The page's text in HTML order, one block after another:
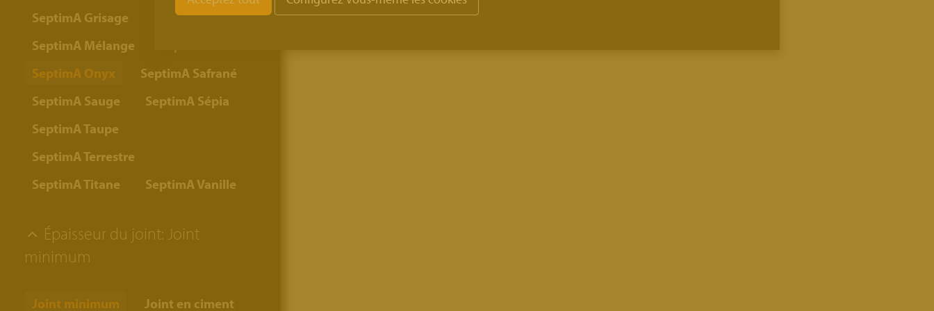
SeptimA Grisage
SeptimA Mélange
SeptimA Onyx
SeptimA Safrané
SeptimA Sauge
SeptimA Sépia
SeptimA Taupe
SeptimA Terrestre
SeptimA Titane
SeptimA Vanille
Épaisseur du joint: Joint
minimum
Joint minimum Joint en ciment